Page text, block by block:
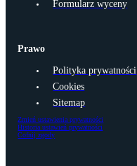
Formularz wyceny
Prawo
Polityka prywatności
Cookies
Sitemap
Zmień ustawienia prywatności
Historia ustawień prywatności
Cofnij zgody